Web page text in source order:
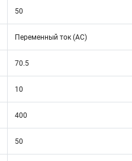
50
Переменный ток (AC)
70.5
10
400
50